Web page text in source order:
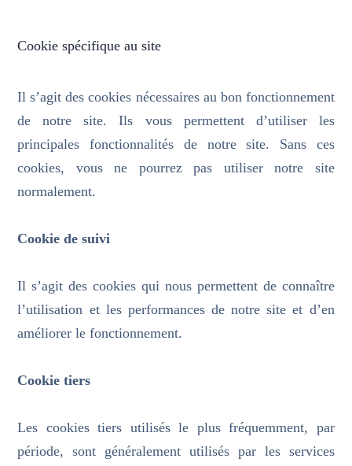
Cookie spécifique au site
Il s’agit des cookies nécessaires au bon fonctionnement
de notre site. Ils vous permettent d’utiliser les
principales fonctionnalités de notre site. Sans ces
cookies, vous ne pourrez pas utiliser notre site
normalement.
Cookie de suivi
Il s’agit des cookies qui nous permettent de connaître
l’utilisation et les performances de notre site et d’en
améliorer le fonctionnement.
Cookie tiers
Les cookies tiers utilisés le plus fréquemment, par
période, sont généralement utilisés par les services